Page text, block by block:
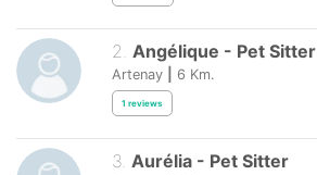
2. Angélique - Pet Sitter
Artenay 6 Km.
1 reviews
3. Aurélia - Pet Sitter